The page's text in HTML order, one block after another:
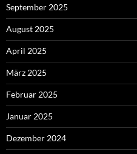
September 2025
August 2025
April 2025
März 2025
Februar 2025
Januar 2025
Dezember 2024